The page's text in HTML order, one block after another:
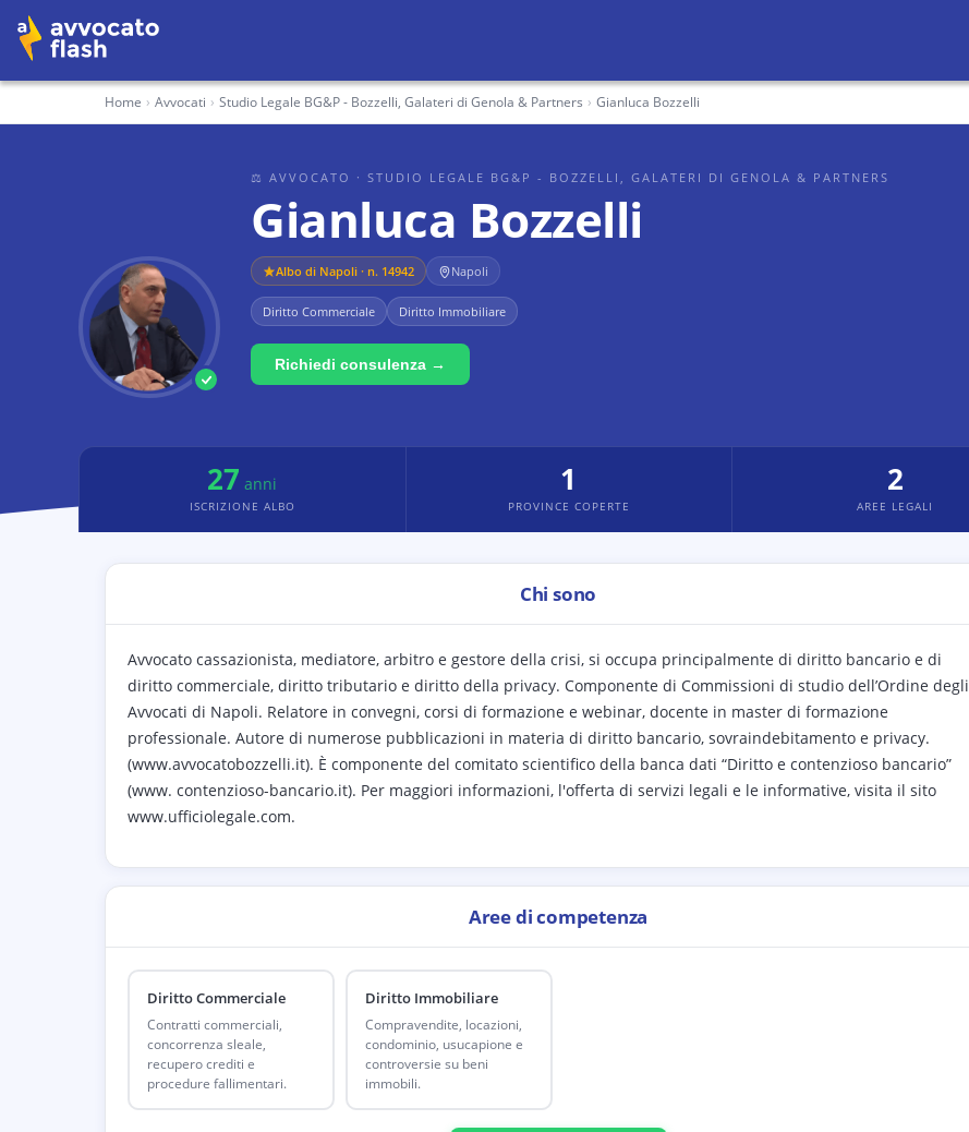
Home › Avvocati › Studio Legale BG&P - Bozzelli, Galateri di Genola & Partners › Gianluca Bozzelli
⚖ AVVOCATO · STUDIO LEGALE BG&P - BOZZELLI, GALATERI DI GENOLA & PARTNERS
Gianluca Bozzelli
Albo di Napoli · n. 14942 Napoli
Diritto Commerciale Diritto Immobiliare
Richiedi consulenza →
27 anni
ISCRIZIONE ALBO
1
PROVINCE COPERTE
2
AREE LEGALI
Chi sono
Avvocato cassazionista, mediatore, arbitro e gestore della crisi, si occupa principalmente di diritto bancario e di
diritto commerciale, diritto tributario e diritto della privacy. Componente di Commissioni di studio dell’Ordine degli
Avvocati di Napoli. Relatore in convegni, corsi di formazione e webinar, docente in master di formazione
professionale. Autore di numerose pubblicazioni in materia di diritto bancario, sovraindebitamento e privacy.
(www.avvocatobozzelli.it). È componente del comitato scientifico della banca dati “Diritto e contenzioso bancario”
(www. contenzioso-bancario.it). Per maggiori informazioni, l'offerta di servizi legali e le informative, visita il sito
www.ufficiolegale.com.
Aree di competenza
Diritto Commerciale
Contratti commerciali,
concorrenza sleale,
recupero crediti e
procedure fallimentari.
Diritto Immobiliare
Compravendite, locazioni,
condominio, usucapione e
controversie su beni
immobili.